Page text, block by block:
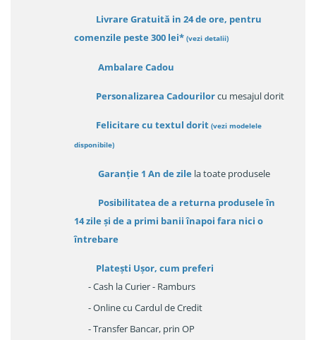
Livrare Gratuită in 24 de ore, pentru
comenzile peste 300 lei* (vezi detalii)
Ambalare Cadou
Personalizarea Cadourilorcu mesajul dorit
Felicitare cu textul dorit (vezi modelele
disponibile)
Garanție 1 An de zile la toate produsele
Posibilitatea de a returna produsele în
14 zileși de a primi banii înapoi fara nici o
întrebare
Platești Ușor, cum preferi
- Cash la Curier - Ramburs
- Online cu Cardul de Credit
- Transfer Bancar, prin OP